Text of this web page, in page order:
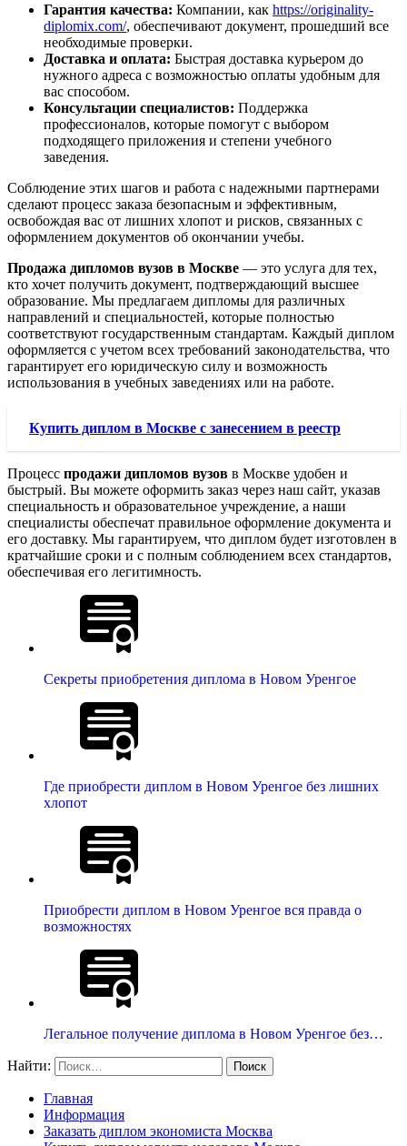
Гарантия качества: Компании, как https://originality-
diplomix.com/, обеспечивают документ, прошедший все
необходимые проверки.
Доставка и оплата: Быстрая доставка курьером до
нужного адреса с возможностью оплаты удобным для
вас способом.
Консультации специалистов: Поддержка
профессионалов, которые помогут с выбором
подходящего приложения и степени учебного
заведения.
Соблюдение этих шагов и работа с надежными партнерами
сделают процесс заказа безопасным и эффективным,
освобождая вас от лишних хлопот и рисков, связанных с
оформлением документов об окончании учебы.
Продажа дипломов вузов в Москве — это услуга для тех,
кто хочет получить документ, подтверждающий высшее
образование. Мы предлагаем дипломы для различных
направлений и специальностей, которые полностью
соответствуют государственным стандартам. Каждый диплом
оформляется с учетом всех требований законодательства, что
гарантирует его юридическую силу и возможность
использования в учебных заведениях или на работе.
Купить диплом в Москве с занесением в реестр
Процесс продажи дипломов вузов в Москве удобен и
быстрый. Вы можете оформить заказ через наш сайт, указав
специальность и образовательное учреждение, а наши
специалисты обеспечат правильное оформление документа и
его доставку. Мы гарантируем, что диплом будет изготовлен в
кратчайшие сроки и с полным соблюдением всех стандартов,
обеспечивая его легитимность.
Секреты приобретения диплома в Новом Уренгое
Где приобрести диплом в Новом Уренгое без лишних
хлопот
Приобрести диплом в Новом Уренгое вся правда о
возможностях
Легальное получение диплома в Новом Уренгое без…
Найти:
Главная
Информация
Заказать диплом экономиста Москва